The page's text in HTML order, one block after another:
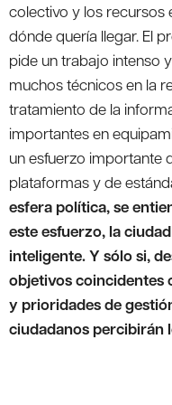
colectivo y los recursos
dónde quería llegar. El
pide un trabajo intenso
muchos técnicos en la
tratamiento de la
importantes en
un esfuerzo importante
plataformas y de
esfera política, se
este esfuerzo, la
inteligente. Y sólo si,
objetivos coincidentes
y prioridades de
ciudadanos percibirán